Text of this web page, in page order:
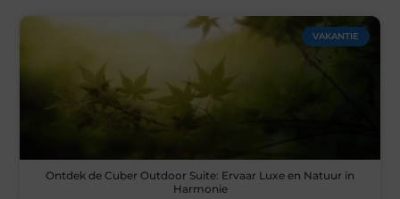
VAKANTIE
Ontdek de Cuber Outdoor Suite: Ervaar Luxe en Natuur in
Harmonie